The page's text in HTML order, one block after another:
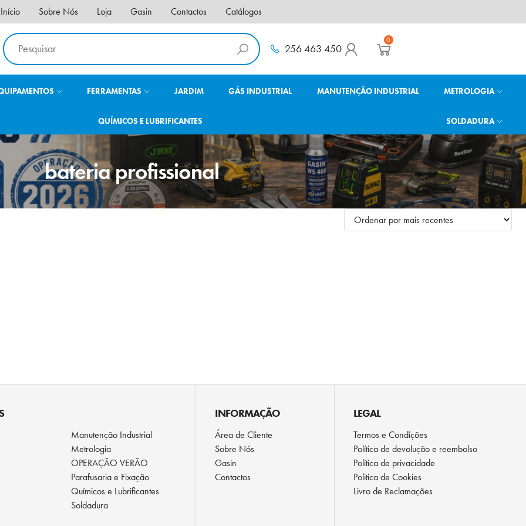
Início Sobre Nós Loja Gasin Contactos Catálogos
256 463 450
0
FERRAMENTAS JARDIM GÁS INDUSTRIAL MANUTENÇÃO INDUSTRIAL METROLOGIA
QUÍMICOS E LUBRIFICANTES SOLDADURA
bateria profissional
Manutenção Industrial
Metrologia
OPERAÇÃO VERÃO
Parafusaria e Fixação
Químicos e Lubrificantes
Soldadura
INFORMAÇÃO
Área de Cliente
Sobre Nós
Gasin
Contactos
LEGAL
Termos e Condições
Política de devolução e reembolso
Política de privacidade
Politica de Cookies
Livro de Reclamações